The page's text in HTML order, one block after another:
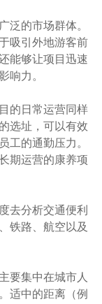
泛的市场群体。
吸引外地游客前
能够让项目迅速
响力。
的日常运营同样
选址，可以有效
工的通勤压力。
期运营的康养项
去分析交通便利
铁路、航空以及
要集中在城市人
适中的距离（例